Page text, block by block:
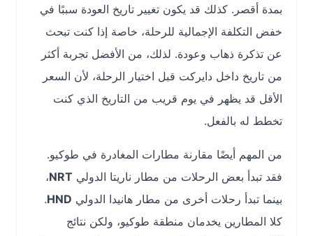
بمدة أقصر. كذلك قد يكون تغيير تاريخ العودة سببًا في
خفض التكلفة الإجمالية للرحلة، خاصة إذا كنت تبحث
عن تذكرة ذهاب وعودة. لذلك، من الأفضل تجربة أكثر
من تاريخ داخل دايركت قبل اختيار الرحلة، لأن السعر
الأقل قد يظهر في يوم قريب من التاريخ الذي كنت
تخطط له بالفعل.
من المهم أيضًا مقارنة مطارات المغادرة في طوكيو.
فقد تبدأ بعض الرحلات من مطار ناريتا الدوليNRT
بينما تبدأ رحلات أخرى من مطار هانيدا الدوليHND
كلا المطارين يخدمان منطقة طوكيو، ولكن نتائج